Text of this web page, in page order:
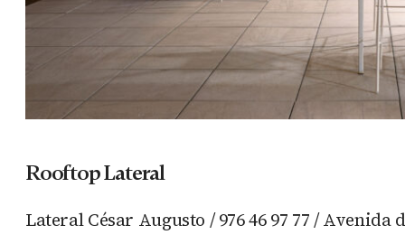
Rooftop Lateral
Lateral César Augusto / 976 46 97 77 / Avenida